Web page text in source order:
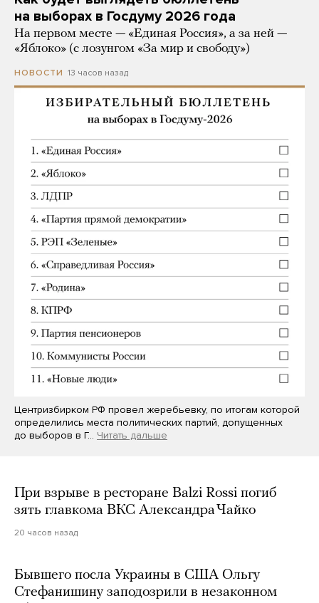
на выборах в Госдуму 2026 года
На первом месте — «Единая Россия», а за ней —
«Яблоко» (с лозунгом «За мир и свободу»)
НОВОСТИ 13 часов назад
Центризбирком РФ провел жеребьевку, по итогам которой
определились места политических партий, допущенных
до выборов в Г… Читать дальше
При взрыве в ресторане Balzi Rossi погиб
зять главкома ВКС Александра Чайко
20 часов назад
Бывшего посла Украины в США Ольгу
Стефанишину заподозрили в незаконном